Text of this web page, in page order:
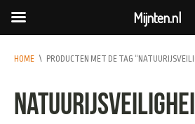
HOME \ PRODUCTEN MET DE TAG
Mijnten.nl